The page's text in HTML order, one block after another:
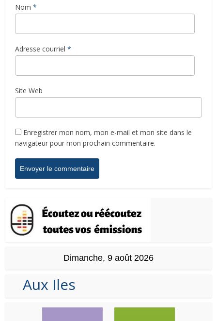
Nom *
Adresse courriel *
Site Web
Enregistrer mon nom, mon e-mail et mon site dans le
navigateur pour mon prochain commentaire.
Dimanche, 9 août 2026
Aux Iles